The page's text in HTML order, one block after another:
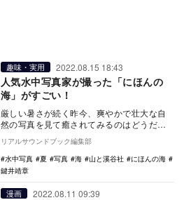
趣味・実用 2022.08.15 18:43
人気水中写真家が撮った「にほんの
海」がすごい！
厳しい暑さが続く昨今、爽やかで壮大な自
然の写真を見て癒されてみるのはどうだろ
う。人気テレビ番組「情熱大陸」や「クレ
イジージャーニ…
リアルサウンドブック編集部
水中写真
夏 写真 海 山と溪谷社
にほんの海
鍵井靖章
漫画 2022.08.11 09:39